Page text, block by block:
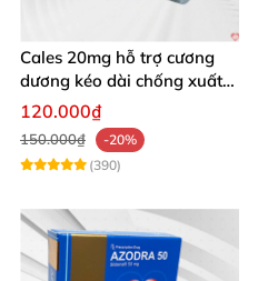
Cales 20mg hỗ trợ cương
dương kéo dài chống xuất
tinh sớm thành phần
120.000₫
150.000₫
-20%
(390)